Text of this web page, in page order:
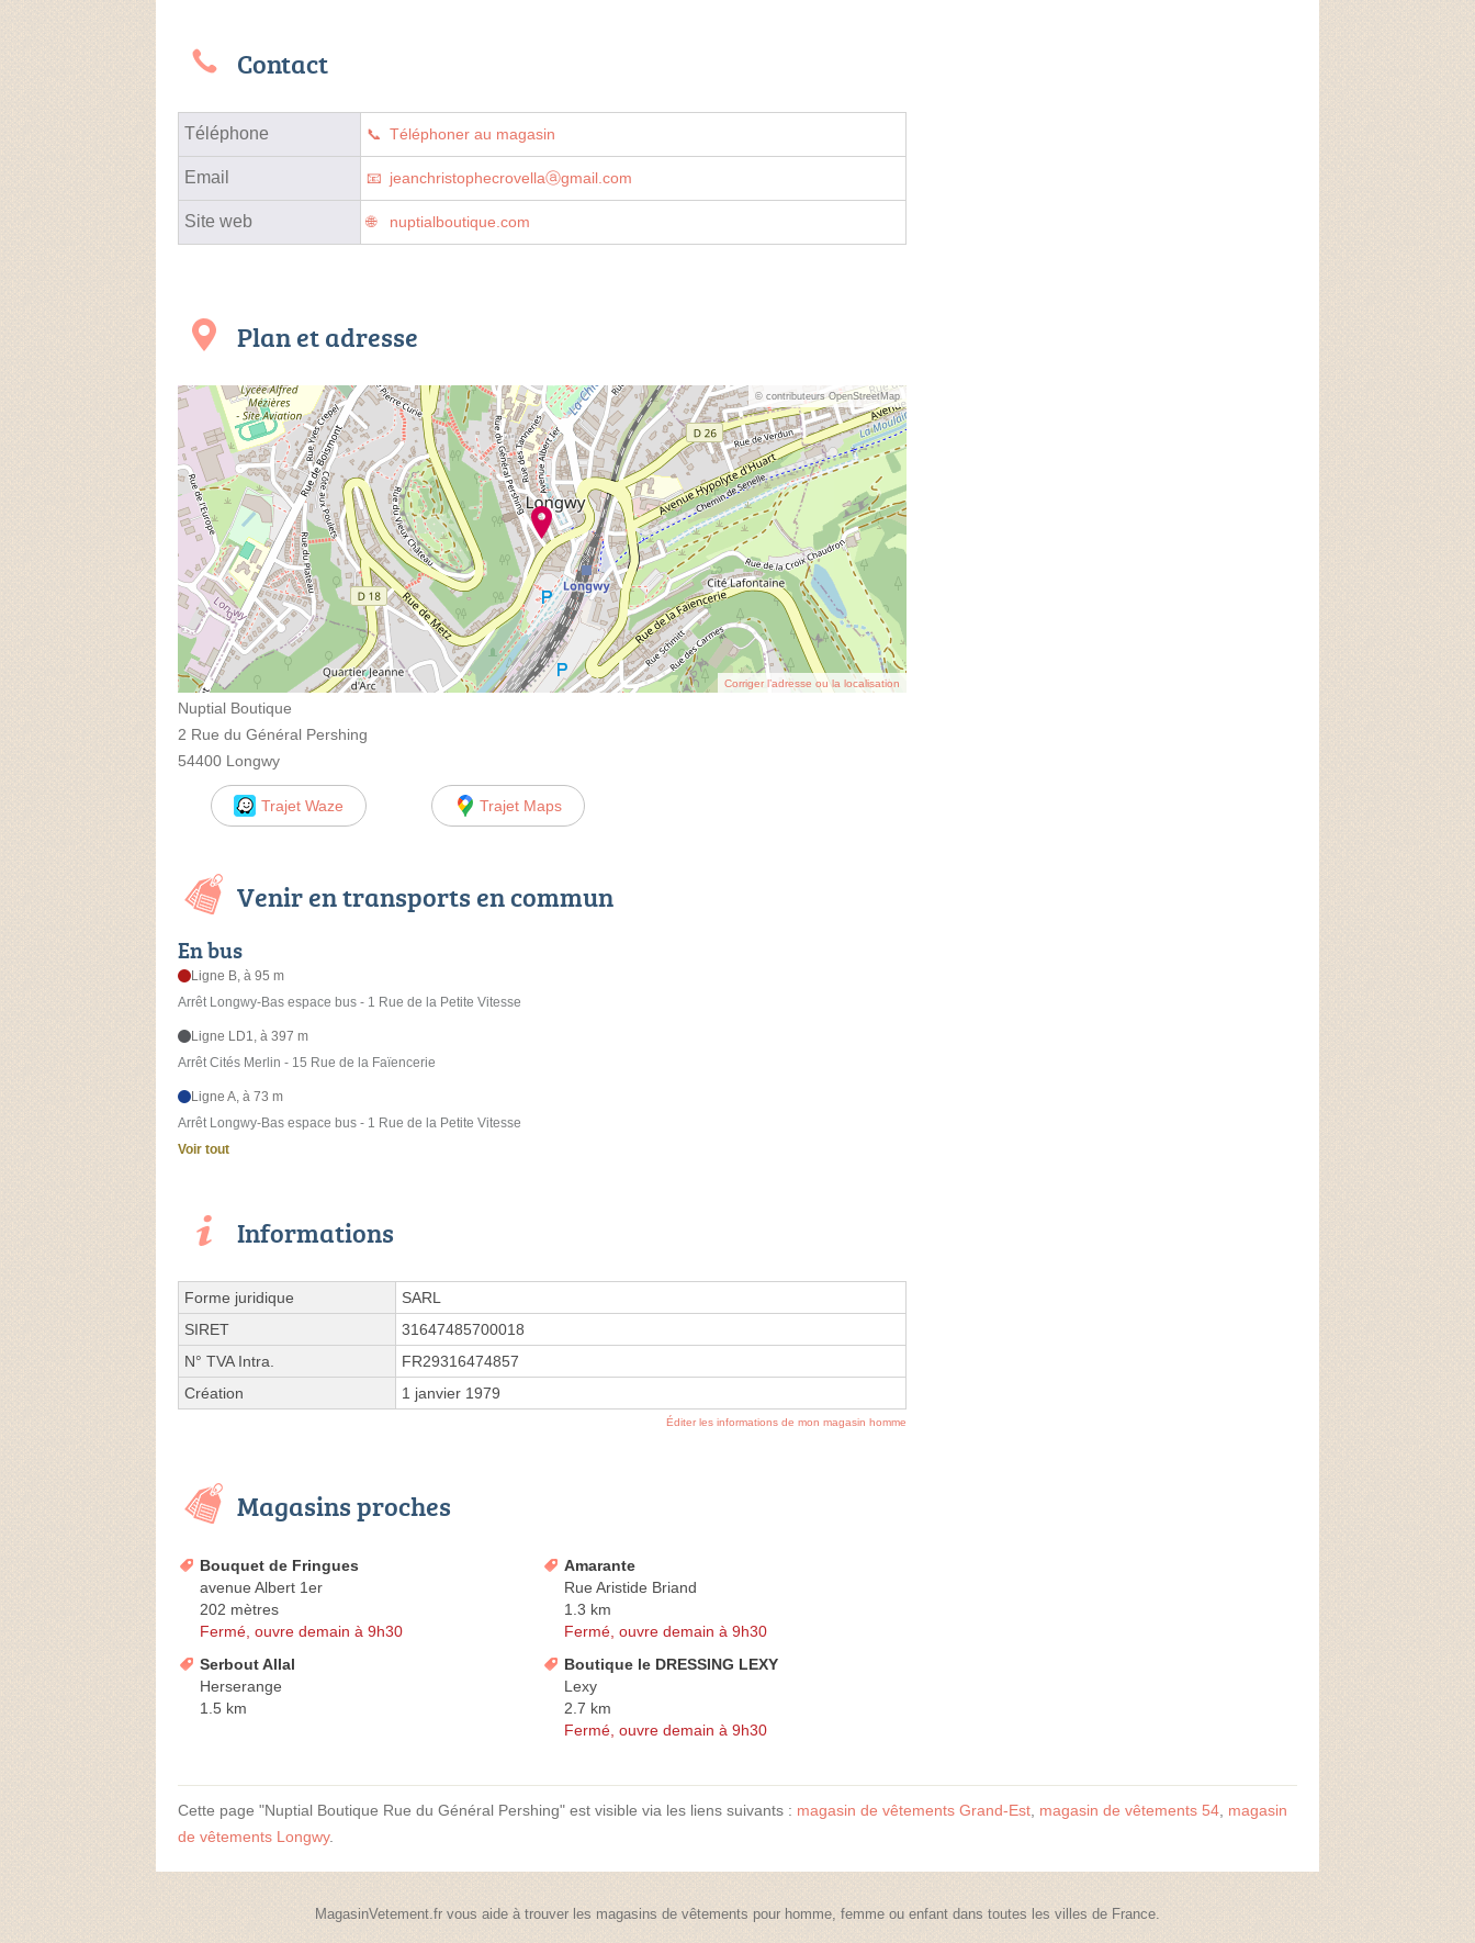
Contact
Téléphone Téléphoner au magasin
Email jeanchristophecrovellaⓐgmail.com
Site web nuptialboutique.com
Plan et adresse
© contributeurs OpenStreetMap
Corriger l’adresse ou la localisation
Nuptial Boutique
2 Rue du Général Pershing
54400 Longwy
Trajet Waze Trajet Maps
Venir en transports en commun
En bus
Ligne B, à 95 m
Arrêt Longwy-Bas espace bus - 1 Rue de la Petite Vitesse
Ligne LD1, à 397 m
Arrêt Cités Merlin - 15 Rue de la Faïencerie
Ligne A, à 73 m
Arrêt Longwy-Bas espace bus - 1 Rue de la Petite Vitesse
Voir tout
Informations
Forme juridique
SARL
SIRET
31647485700018
N° TVA Intra.
FR29316474857
Création
1 janvier 1979
Éditer les informations de mon magasin homme
Magasins proches
Bouquet de Fringues
avenue Albert 1er
202 mètres
Fermé, ouvre demain à 9h30
Amarante
Rue Aristide Briand
1.3 km
Fermé, ouvre demain à 9h30
Serbout Allal
Herserange
1.5 km
Boutique le DRESSING LEXY
Lexy
2.7 km
Fermé, ouvre demain à 9h30
Cette page "Nuptial Boutique Rue du Général Pershing" est visible via les liens suivants : magasin de vêtements Grand-Est magasin de vêtements 54 magasin
de vêtements Longwy.
MagasinVetement.fr vous aide à trouver les magasins de vêtements pour homme, femme ou enfant dans toutes les villes de France.